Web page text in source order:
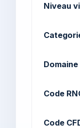
Niveau
Domaine
Code
Code